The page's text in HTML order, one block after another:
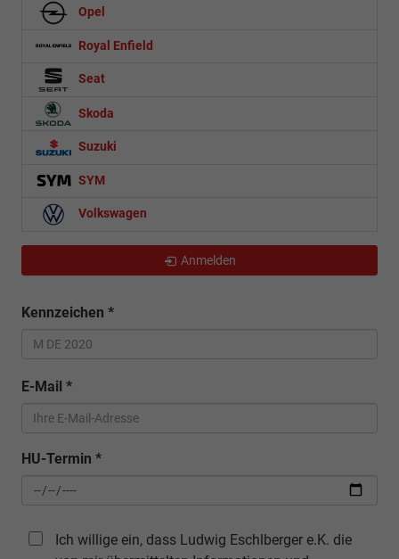
Opel
Royal Enfield
Seat
Skoda
Suzuki
SYM
Volkswagen
Anmelden
Kennzeichen *
E-Mail *
HU-Termin *
Ich willige ein, dass Ludwig Eschlberger e.K. die